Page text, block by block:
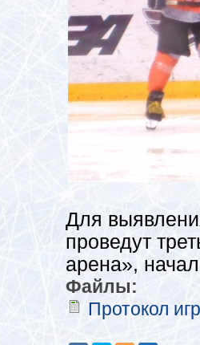
Для
проведут
арена»,
Файлы:
Протокол